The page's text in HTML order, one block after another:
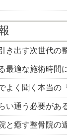
き出す次世代の
最適な施術時間
よく聞く本当の
い通う必要があ
と癒す整骨院の